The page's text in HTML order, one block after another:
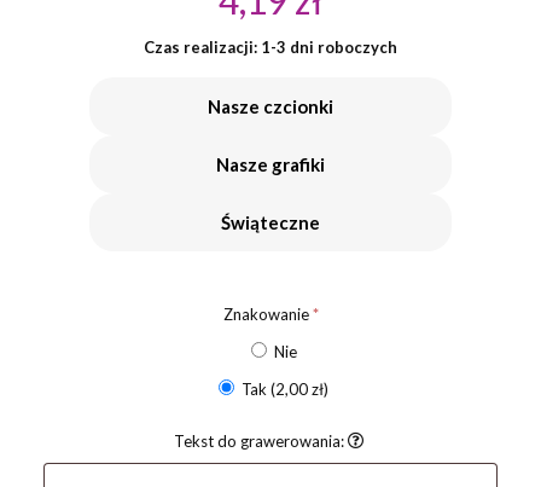
Czas realizacji: 1-3 dni roboczych
Nasze czcionki
Nasze grafiki
Świąteczne
Znakowanie*
Nie
Tak (2,00 zł)
Tekst do grawerowania: